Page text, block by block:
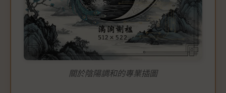
關於陰陽調和的專業插圖